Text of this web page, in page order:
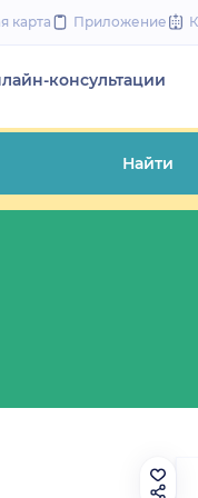
карта Приложение
консультации
Найти